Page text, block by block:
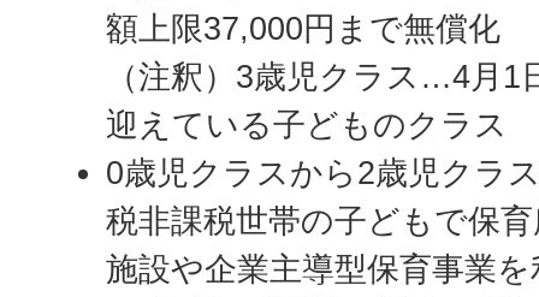
額上限37,000円まで無償化
（注釈）3歳児クラス…4月1
迎えている子どものクラス
0歳児クラスから2歳児クラ
税非課税世帯の子どもで保
施設や企業主導型保育事業